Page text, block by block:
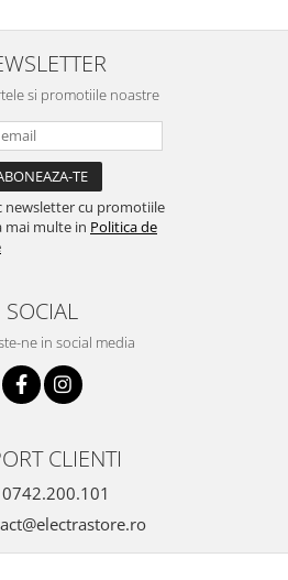
si promotiile noastre
newsletter cu promotiile
mai multe in Politica de
SOCIAL
ne in social media
CLIENTI
0742.200.101